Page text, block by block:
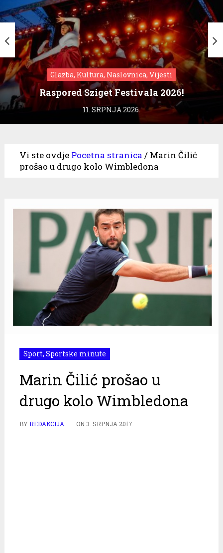
Glazba, Kultura, Naslovnica, Vijesti
Raspored Sziget Festivala 2026!
11. SRPNJA 2026.
Vi ste ovdje Pocetna stranica / Marin Čilić
prošao u drugo kolo Wimbledona
Sport, Sportske minute
Marin Čilić prošao u
drugo kolo Wimbledona
BYREDAKCIJA ON 3. SRPNJA 2017.